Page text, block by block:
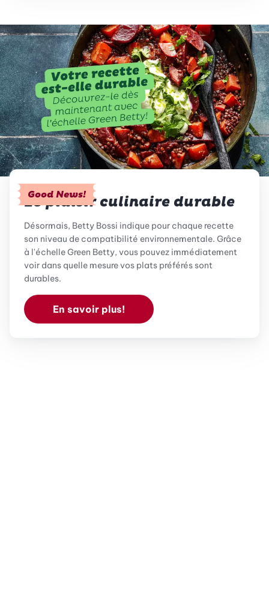
Good News!
Le plaisir culinaire durable
Désormais, Betty Bossi indique pour chaque recette
son niveau de compatibilité environnementale. Grâce
à l'échelle Green Betty, vous pouvez immédiatement
voir dans quelle mesure vos plats préférés sont
durables.
En savoir plus!